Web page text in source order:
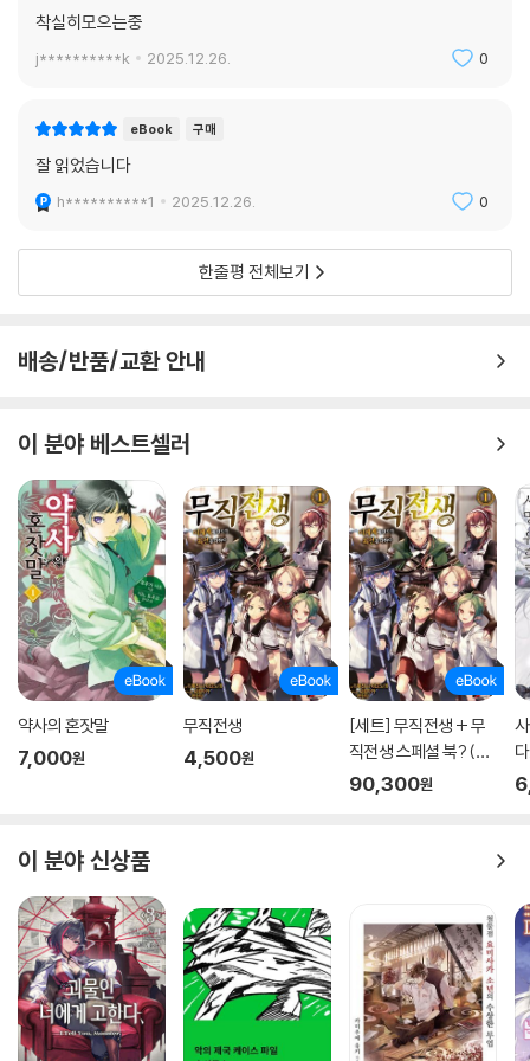
착실히모으는중
j**********k 2025.12.26. 0
eBook 구매
잘 읽었습니다
h**********1 2025.12.26. 0
한줄평 전체보기
배송/반품/교환 안내
이 분야 베스트셀러
약사의 혼잣말
7,000원
무직전생
4,500원
[세트] 무직전생 + 무
직전생 스페셜 북? (총
27권/완결)
90,300원
이 분야 신상품